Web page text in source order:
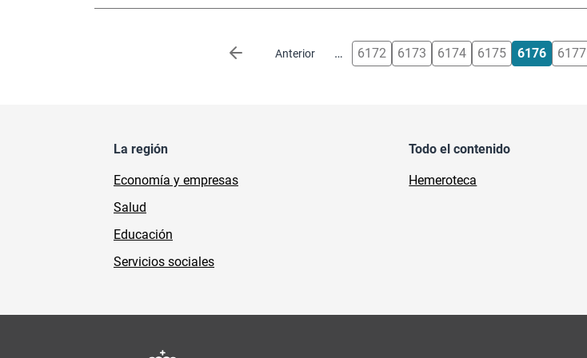
Anterior
Página anterior … 6172 6173 6174 6175 6176 6177
La región
Economía y empresas
Salud
Educación
Servicios sociales
Todo el contenido
Hemeroteca